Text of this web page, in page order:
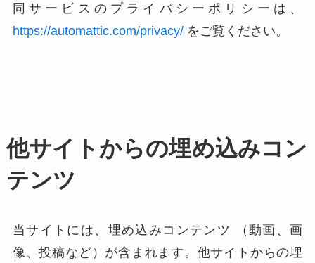
同サービスのプライバシーポリシーは、
https://automattic.com/privacy/をご覧ください。
他サイトからの埋め込みコン
テンツ
当サイトには、埋め込みコンテンツ （動画、画
像、投稿など）が含まれます。他サイトからの埋